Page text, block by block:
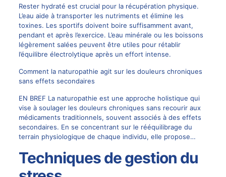
Rester hydraté est crucial pour la récupération physique.
L’eau aide à transporter les nutriments et élimine les
toxines. Les sportifs doivent boire suffisamment avant,
pendant et après l’exercice. L’eau minérale ou les boissons
légèrement salées peuvent être utiles pour rétablir
l’équilibre électrolytique après un effort intense.
Comment la naturopathie agit sur les douleurs chroniques
sans effets secondaires
EN BREF La naturopathie est une approche holistique qui
vise à soulager les douleurs chroniques sans recourir aux
médicaments traditionnels, souvent associés à des effets
secondaires. En se concentrant sur le rééquilibrage du
terrain physiologique de chaque individu, elle propose…
Techniques de gestion du